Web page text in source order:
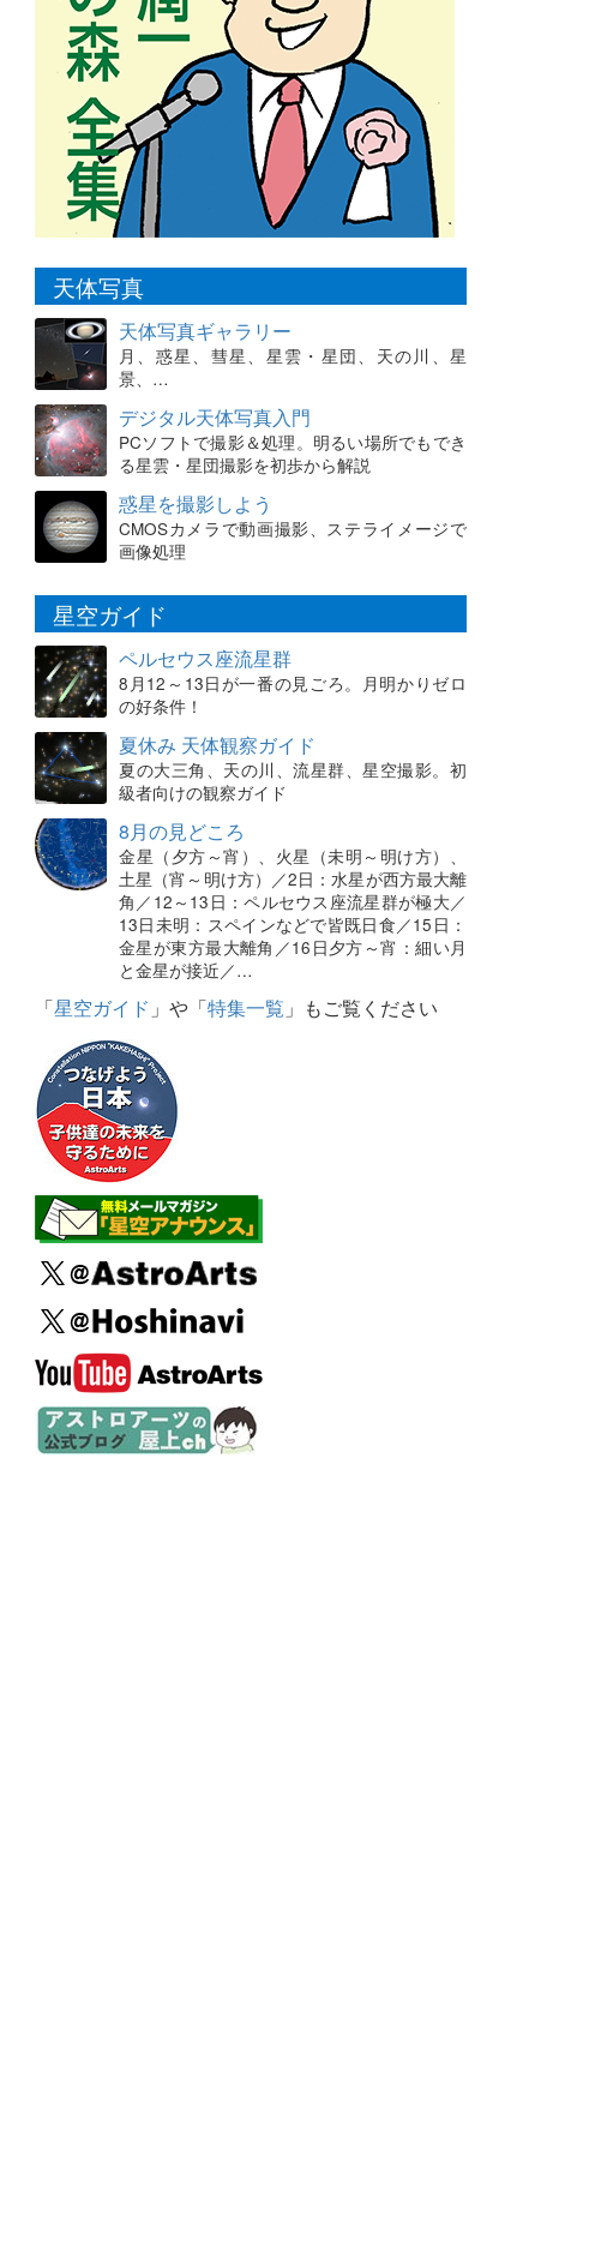
天体写真
天体写真ギャラリー
月、惑星、彗星、星雲・星団、天の川、星
景、…
デジタル天体写真入門
PCソフトで撮影＆処理。明るい場所でもでき
る星雲・星団撮影を初歩から解説
惑星を撮影しよう
CMOSカメラで動画撮影、ステライメージで
画像処理
星空ガイド
ペルセウス座流星群
8月12～13日が一番の見ごろ。月明かりゼロ
の好条件！
夏休み 天体観察ガイド
夏の大三角、天の川、流星群、星空撮影。初
級者向けの観察ガイド
8月の見どころ
金星（夕方～宵）、火星（未明～明け方）、
土星（宵～明け方）／2日：水星が西方最大離
角／12～13日：ペルセウス座流星群が極大／
13日未明：スペインなどで皆既日食／15日：
金星が東方最大離角／16日夕方～宵：細い月
と金星が接近／…
「星空ガイド 」や「特集一覧 」もご覧ください